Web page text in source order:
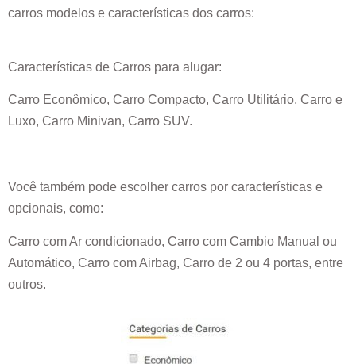
carros modelos e características dos carros:
Características de Carros para alugar:
Carro Econômico, Carro Compacto, Carro Utilitário, Carro e
Luxo, Carro Minivan, Carro SUV.
Você também pode escolher carros por características e
opcionais, como:
Carro com Ar condicionado, Carro com Cambio Manual ou
Automático, Carro com Airbag, Carro de 2 ou 4 portas, entre
outros.